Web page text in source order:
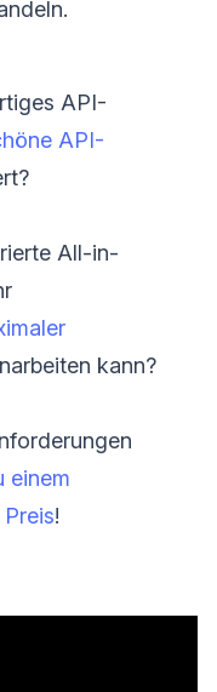
API-
API-
All-in-
kann?
einem
!